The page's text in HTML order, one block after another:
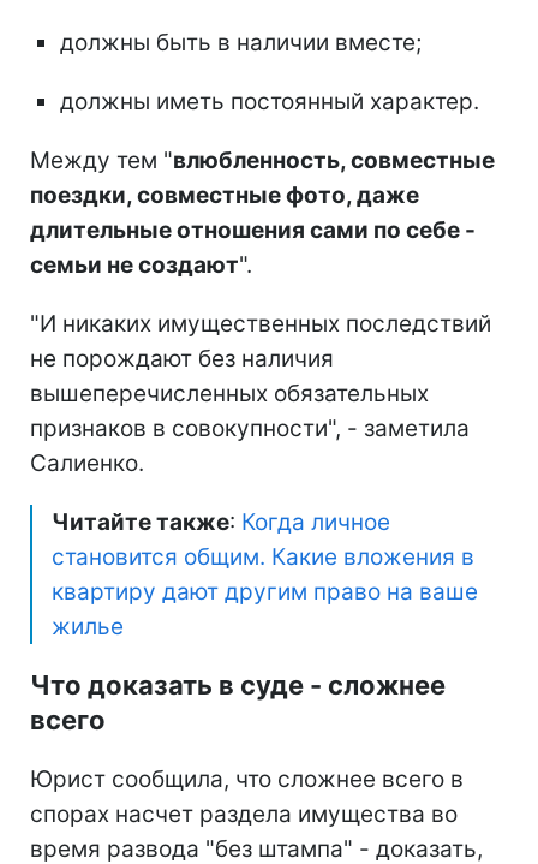
должны быть в наличии вместе;
должны иметь постоянный характер.
Между тем "влюбленность, совместные
поездки, совместные фото, даже
длительные отношения сами по себе -
семьи не создают".
"И никаких имущественных последствий
не порождают без наличия
вышеперечисленных обязательных
признаков в совокупности", - заметила
Салиенко.
Читайте также: Когда личное
становится общим. Какие вложения в
квартиру дают другим право на ваше
жилье
Что доказать в суде - сложнее
всего
Юрист сообщила, что сложнее всего в
спорах насчет раздела имущества во
время развода "без штампа" - доказать,